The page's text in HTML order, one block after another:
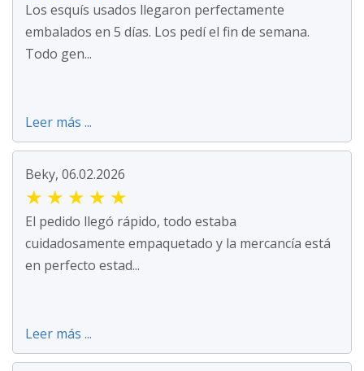
Los esquís usados llegaron perfectamente
embalados en 5 días. Los pedí el fin de semana.
Todo gen...
Leer más ...
Beky, 06.02.2026
★ ★ ★ ★ ★
El pedido llegó rápido, todo estaba
cuidadosamente empaquetado y la mercancía está
en perfecto estad...
Leer más ...